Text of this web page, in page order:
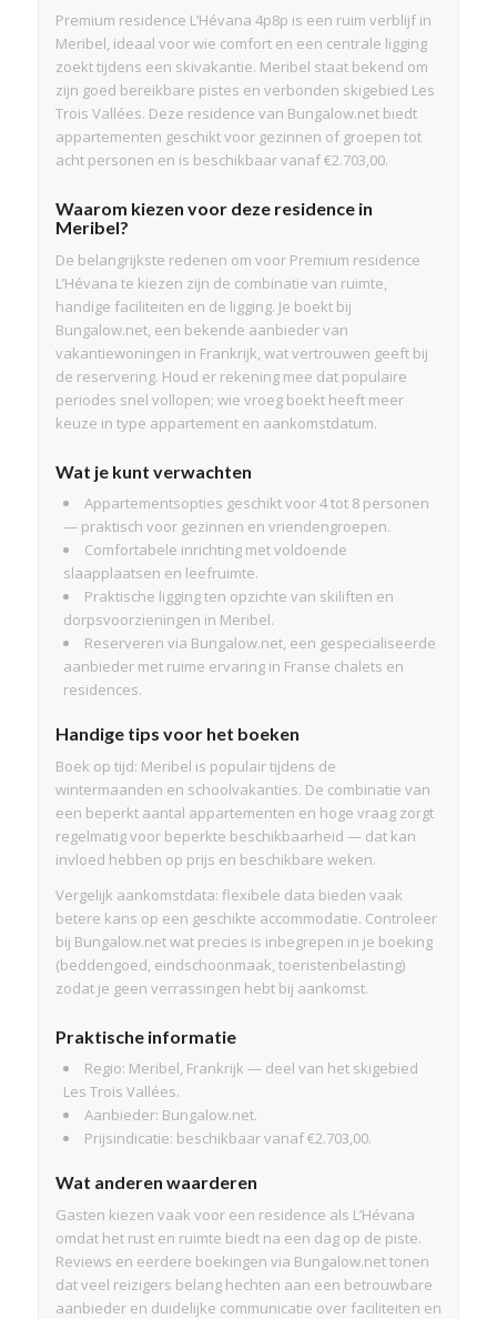
Premium residence L’Hévana 4p8p is een ruim verblijf in
Meribel, ideaal voor wie comfort en een centrale ligging
zoekt tijdens een skivakantie. Meribel staat bekend om
zijn goed bereikbare pistes en verbonden skigebied Les
Trois Vallées. Deze residence van Bungalow.net biedt
appartementen geschikt voor gezinnen of groepen tot
acht personen en is beschikbaar vanaf €2.703,00.
Waarom kiezen voor deze residence in
Meribel?
De belangrijkste redenen om voor Premium residence
L’Hévana te kiezen zijn de combinatie van ruimte,
handige faciliteiten en de ligging. Je boekt bij
Bungalow.net, een bekende aanbieder van
vakantiewoningen in Frankrijk, wat vertrouwen geeft bij
de reservering. Houd er rekening mee dat populaire
periodes snel vollopen; wie vroeg boekt heeft meer
keuze in type appartement en aankomstdatum.
Wat je kunt verwachten
Appartementsopties geschikt voor 4 tot 8 personen
— praktisch voor gezinnen en vriendengroepen.
Comfortabele inrichting met voldoende
slaapplaatsen en leefruimte.
Praktische ligging ten opzichte van skiliften en
dorpsvoorzieningen in Meribel.
Reserveren via Bungalow.net, een gespecialiseerde
aanbieder met ruime ervaring in Franse chalets en
residences.
Handige tips voor het boeken
Boek op tijd: Meribel is populair tijdens de
wintermaanden en schoolvakanties. De combinatie van
een beperkt aantal appartementen en hoge vraag zorgt
regelmatig voor beperkte beschikbaarheid — dat kan
invloed hebben op prijs en beschikbare weken.
Vergelijk aankomstdata: flexibele data bieden vaak
betere kans op een geschikte accommodatie. Controleer
bij Bungalow.net wat precies is inbegrepen in je boeking
(beddengoed, eindschoonmaak, toeristenbelasting)
zodat je geen verrassingen hebt bij aankomst.
Praktische informatie
Regio: Meribel, Frankrijk — deel van het skigebied
Les Trois Vallées.
Aanbieder: Bungalow.net.
Prijsindicatie: beschikbaar vanaf €2.703,00.
Wat anderen waarderen
Gasten kiezen vaak voor een residence als L’Hévana
omdat het rust en ruimte biedt na een dag op de piste.
Reviews en eerdere boekingen via Bungalow.net tonen
dat veel reizigers belang hechten aan een betrouwbare
aanbieder en duidelijke communicatie over faciliteiten en